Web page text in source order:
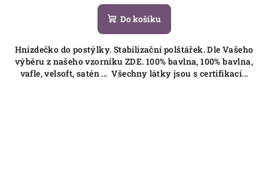
Do košíku
Hnízdečko do postýlky. Stabilizační polštářek. Dle Vašeho
výběru z našeho vzorníku ZDE. 100% bavlna, 100% bavlna,
vafle, velsoft, satén ... Všechny látky jsou s certifikací...